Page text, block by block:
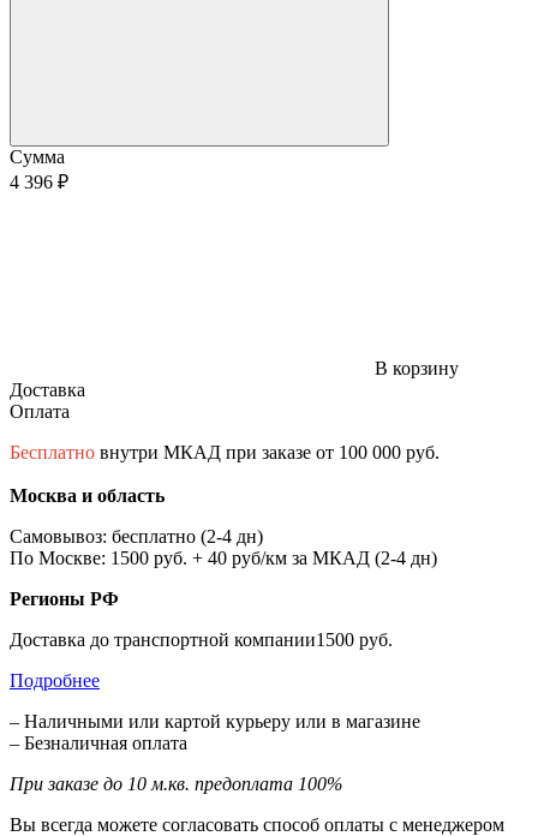
Сумма
4 396 ₽
В корзину
Доставка
Оплата
Бесплатно внутри МКАД при заказе от 100 000 руб.
Москва и область
Самовывоз: бесплатно (2-4 дн)
По Москве: 1500 руб. + 40 руб/км за МКАД (2-4 дн)
Регионы РФ
Доставка до транспортной компании1500 руб.
Подробнее
– Наличными или картой курьеру или в магазине
– Безналичная оплата
При заказе до 10 м.кв. предоплата 100%
Вы всегда можете согласовать способ оплаты с менеджером